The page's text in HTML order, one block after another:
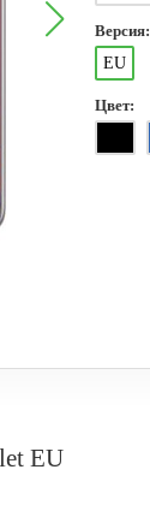
Версия:
EU
Цвет:
EU